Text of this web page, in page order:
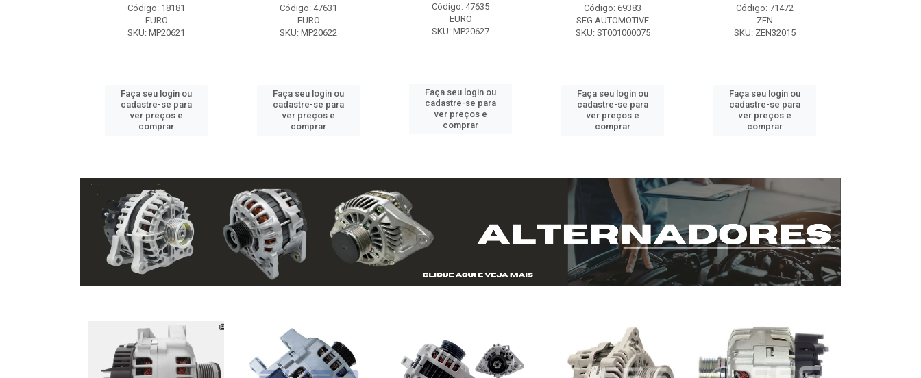
Código: 18181
EURO
SKU: MP20621
Faça seu login ou
cadastre-se para
ver preços e
comprar
Código: 47631
EURO
SKU: MP20622
Faça seu login ou
cadastre-se para
ver preços e
comprar
Código: 47635
EURO
SKU: MP20627
Faça seu login ou
cadastre-se para
ver preços e
comprar
Código: 69383
SEG AUTOMOTIVE
SKU: ST001000075
Faça seu login ou
cadastre-se para
ver preços e
comprar
Código: 71472
ZEN
SKU: ZEN32015
Faça seu login ou
cadastre-se para
ver preços e
comprar